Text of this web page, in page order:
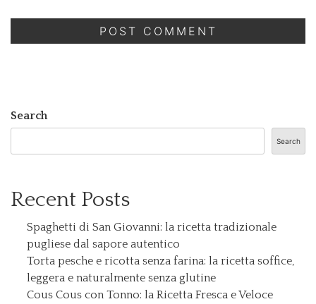
Search
Search
Recent Posts
Spaghetti di San Giovanni: la ricetta tradizionale
pugliese dal sapore autentico
Torta pesche e ricotta senza farina: la ricetta soffice,
leggera e naturalmente senza glutine
Cous Cous con Tonno: la Ricetta Fresca e Veloce